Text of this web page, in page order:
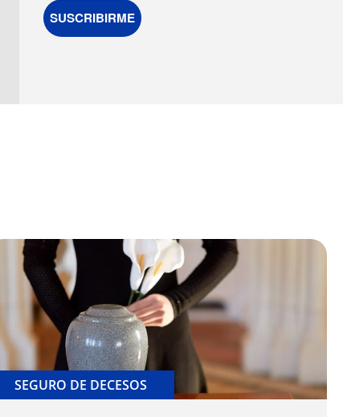
SEGURO DE DECESOS